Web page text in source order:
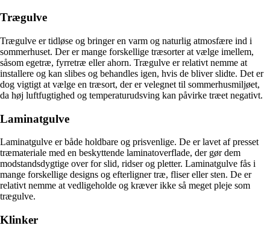
Trægulve
Trægulve er tidløse og bringer en varm og naturlig atmosfære ind i
sommerhuset. Der er mange forskellige træsorter at vælge imellem,
såsom egetræ, fyrretræ eller ahorn. Trægulve er relativt nemme at
installere og kan slibes og behandles igen, hvis de bliver slidte. Det er
dog vigtigt at vælge en træsort, der er velegnet til sommerhusmiljøet,
da høj luftfugtighed og temperaturudsving kan påvirke træet negativt.
Laminatgulve
Laminatgulve er både holdbare og prisvenlige. De er lavet af presset
træmateriale med en beskyttende laminatoverflade, der gør dem
modstandsdygtige over for slid, ridser og pletter. Laminatgulve fås i
mange forskellige designs og efterligner træ, fliser eller sten. De er
relativt nemme at vedligeholde og kræver ikke så meget pleje som
trægulve.
Klinker